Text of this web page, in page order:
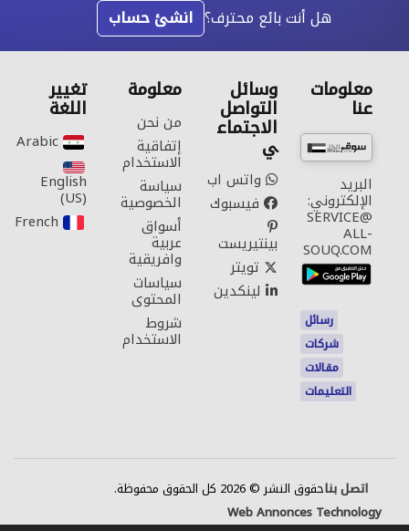
هل أنت بائع محترف؟ انشئ حساب
معلومات
عنا
البريد
الإلكتروني:
SERVICE@
ALL-
SOUQ.COM
رسائل
شركات
مقالات
التعليمات
وسائل
التواصل
الاجتماع
ي
واتس اب
فيسبوك
بينتيريست
تويتر
لينكدين
معلومة
من نحن
إتفاقية
الاستخدام
سياسة
الخصوصية
أسواق
عربية
وافريقية
سياسات
المحتوى
شروط
الاستخدام
تغيير
اللغة
Arabic‎
English
(US)‎
French‎
اتصل بناحقوق النشر © 2026 كل الحقوق محفوظة.
Web Annonces Technology